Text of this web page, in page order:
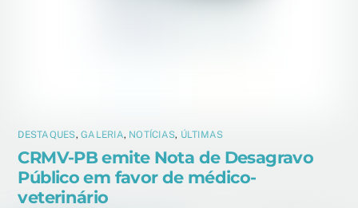
DESTAQUES,GALERIA, NOTÍCIAS, ÚLTIMAS
CRMV-PB emite Nota de Desagravo
Público em favor de médico-
veterinário